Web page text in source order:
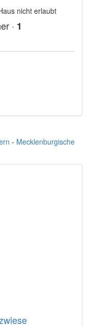
nicht erlaubt
· 1
- Mecklenburgische